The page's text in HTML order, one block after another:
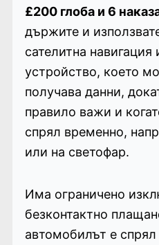
£200 глоба и 6
държите и
сателитна навигация
устройство, което
получава данни,
правило важи и
спрял временно,
или на светофар.
Има ограничено
безконтактно
автомобилът е